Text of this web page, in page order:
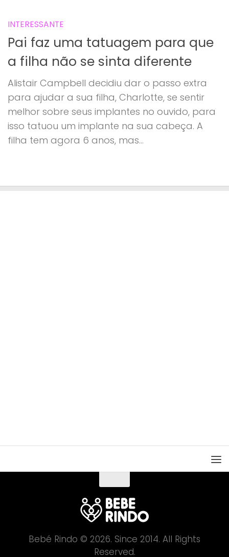
INTERESSANTE
Pai faz uma tatuagem para que
a filha não se sinta diferente
Alistair Campbell decidiu dar o passo extra
para ajudar a sua filha, Charlotte, se sentir
melhor sobre seus implantes no ouvido, para
isso tatuou um implante na sua cabeça. A
filha tem agora 6 anos, mas...
Bebé Rindo © 2026. Since 2014. All Rights
Reserved.